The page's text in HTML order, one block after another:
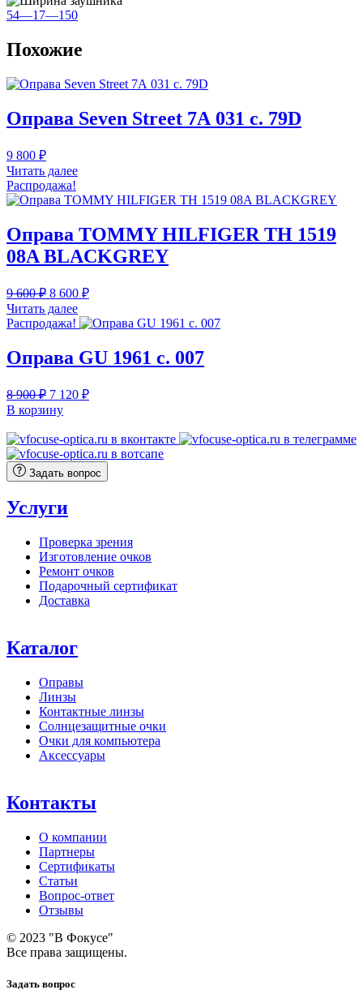
54—17—150
Похожие
Оправа Seven Street 7А 031 c. 79D
9 800 ₽
Читать далее
Распродажа!
Оправа TOMMY HILFIGER TH 1519
08A BLACKGREY
9 600₽ Первоначальная
цена
составляла
9
600 ₽.
8 600 ₽Текущая
8
Читать далее
Распродажа!
Оправа GU 1961 с. 007
8 900₽ Первоначальная
цена
составляла
8
900 ₽.
7 120 ₽Текущая
120 ₽.
В корзину
Задать вопрос
Услуги
Проверка зрения
Изготовление очков
Ремонт очков
Подарочный сертификат
Доставка
Каталог
Оправы
Линзы
Контактные линзы
Солнцезащитные очки
Очки для компьютера
Аксессуары
Контакты
О компании
Партнеры
Сертификаты
Статьи
Вопрос-ответ
Отзывы
© 2023 "В Фокусе"
Все права защищены.
Задать вопрос